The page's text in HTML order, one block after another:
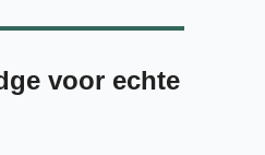
voor echte